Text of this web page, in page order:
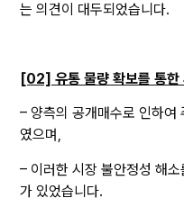
는 의견이 대두되었습니다.
[02] 유통 물량 확보를 통한
– 양측의 공개매수로 인하여
였으며,
– 이러한 시장 불안정성 해
가 있었습니다.